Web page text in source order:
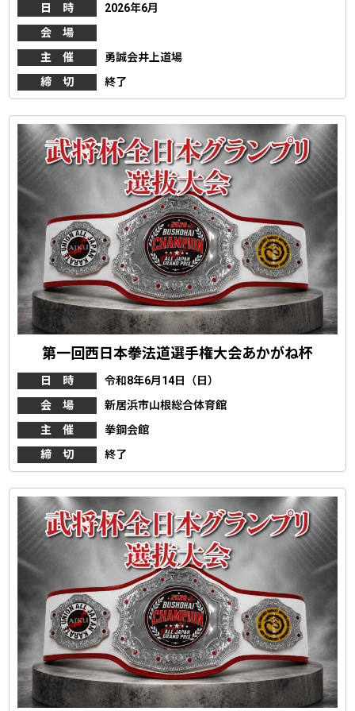
日 時
2026年6月
会 場
主 催
勇誠会井上道場
締 切
終了
第一回西日本拳法道選手権大会あかがね杯
日 時
令和8年6月14日（日）
会 場
新居浜市山根総合体育館
主 催
拳鋼会館
締 切
終了